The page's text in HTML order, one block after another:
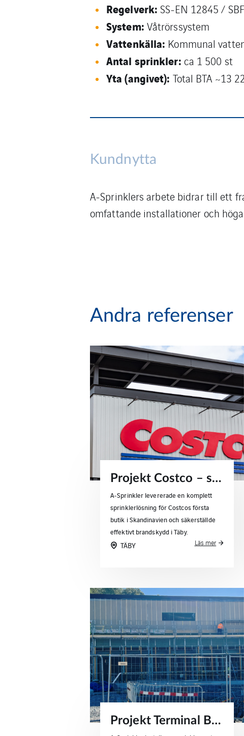
Regelverk: SS‑EN 12845 /
System: Våtrörssystem
Vattenkälla: Kommunal
Antal sprinkler: ca 1 500 st
Yta (angivet): Total BTA ~13
Kundnytta
A‑Sprinklers arbete bidrar till ett
omfattande installationer och
Andra referenser
Projekt Costco – sprinklerlösningar för handelsbyggnader
A‑Sprinkler levererade en komplett
sprinklerlösning för Costcos första
butik i Skandinavien och säkerställde
effektivt brandskydd i Täby.
TÄBY Läs mer
Projekt Terminal B/C – sprinklerlösningar för terminalbyggnader